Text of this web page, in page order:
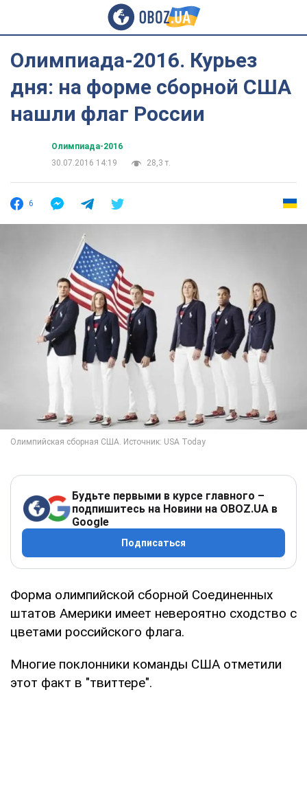
Олимпиада-2016. Курьез
дня: на форме сборной США
нашли флаг России
Олимпиада-2016
30.07.2016 14:19
28,3 т.
6
Будьте первыми в курсе главного –
подпишитесь на Новини на OBOZ.UA в
Google
Подписаться
Форма олимпийской сборной Соединенных
штатов Америки имеет невероятно сходство с
цветами российского флага.
Многие поклонники команды США отметили
этот факт в "твиттере".